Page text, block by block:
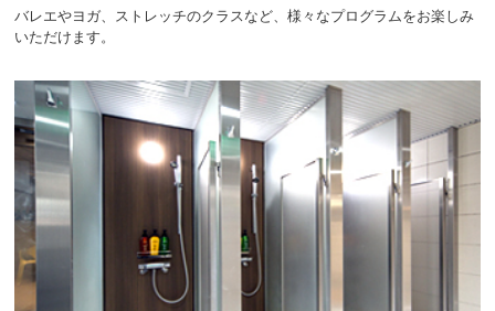
バレエやヨガ、ストレッチのクラスなど、様々なプログラムをお楽しみ
いただけます。